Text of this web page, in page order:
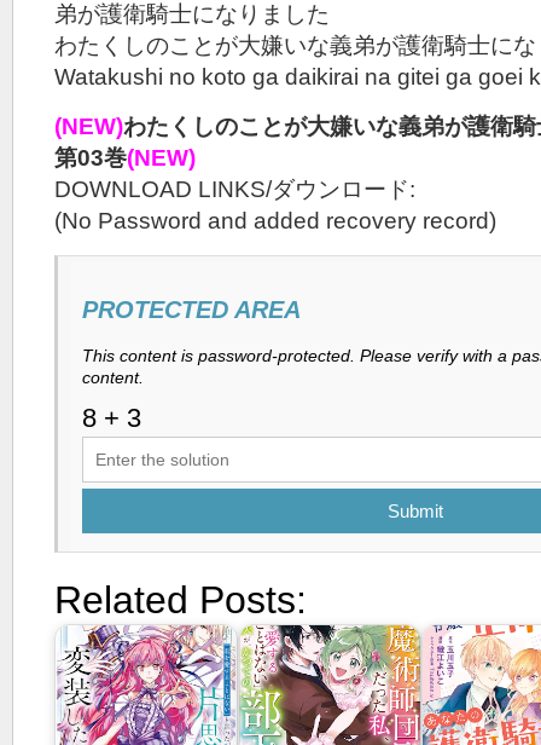
弟が護衛騎士になりました
わたくしのことが大嫌いな義弟が護衛騎士に
Watakushi no koto ga daikirai na gitei ga goei
(NEW)わたくしのことが大嫌いな義弟が護衛
第03巻(NEW)
DOWNLOAD LINKS/ダウンロード:
(No Password and added recovery record)
PROTECTED AREA
This content is password-protected. Please verify with a
content.
Submit
Related Posts: